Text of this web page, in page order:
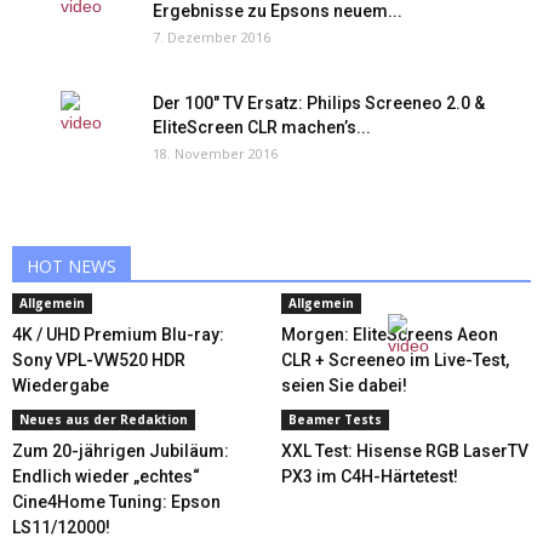
Ergebnisse zu Epsons neuem...
7. Dezember 2016
Der 100″ TV Ersatz: Philips Screeneo 2.0 &
EliteScreen CLR machen’s...
18. November 2016
HOT NEWS
Allgemein
4K / UHD Premium Blu-ray:
Sony VPL-VW520 HDR
Wiedergabe
Allgemein
Morgen: EliteScreens Aeon
CLR + Screeneo im Live-Test,
seien Sie dabei!
Neues aus der Redaktion
Zum 20-jährigen Jubiläum:
Endlich wieder „echtes“
Cine4Home Tuning: Epson
LS11/12000!
Beamer Tests
XXL Test: Hisense RGB LaserTV
PX3 im C4H-Härtetest!